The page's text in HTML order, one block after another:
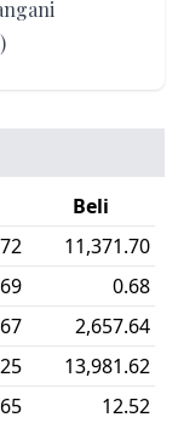
Beli
11,371.70
0.68
2,657.64
13,981.62
12.52